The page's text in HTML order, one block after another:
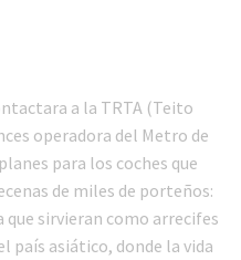
a la TRTA (Teito
operadora del Metro de
para los coches que
de miles de porteños:
que sirvieran como arrecifes
país asiático, donde la vida